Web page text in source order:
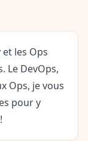
les Ops
Le DevOps,
Ops, je vous
pour y